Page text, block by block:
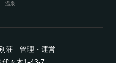
温泉
荘 管理・運営